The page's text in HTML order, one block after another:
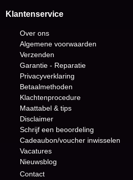
Klantenservice
Over ons
Algemene voorwaarden
Verzenden
Garantie - Reparatie
Privacyverklaring
Betaalmethoden
Klachtenprocedure
Maattabel & tips
Disclaimer
Schrijf een beoordeling
Cadeaubon/voucher inwisselen
Vacatures
Nieuwsblog
Contact